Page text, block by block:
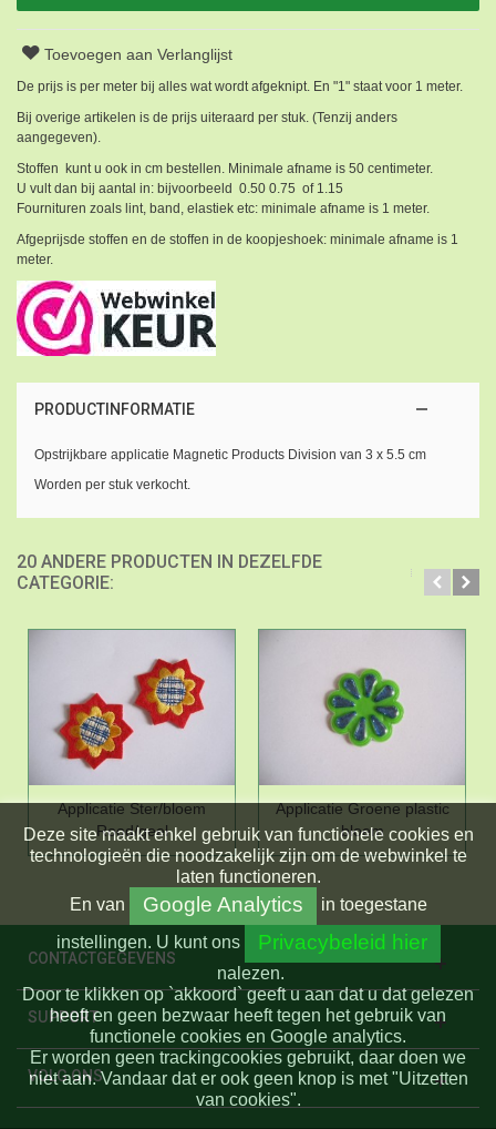
Toevoegen aan Verlanglijst
De prijs is per meter bij alles wat wordt afgeknipt. En "1" staat voor 1 meter.
Bij overige artikelen is de prijs uiteraard per stuk. (Tenzij anders
aangegeven).
Stoffen kunt u ook in cm bestellen. Minimale afname is 50 centimeter.
U vult dan bij aantal in: bijvoorbeeld 0.50 0.75 of 1.15
Fournituren zoals lint, band, elastiek etc: minimale afname is 1 meter.
Afgeprijsde stoffen en de stoffen in de koopjeshoek: minimale afname is 1
meter.
PRODUCTINFORMATIE
Opstrijkbare applicatie Magnetic Products Division van 3 x 5.5 cm
Worden per stuk verkocht.
20 ANDERE PRODUCTEN IN DEZELFDE
CATEGORIE:
Applicatie Ster/bloem
Rood/geel
Applicatie Groene plastic
bloem
CONTACTGEGEVENS
SUPPORT
VOLG ONS
Deze site maakt enkel gebruik van functionele cookies en
technologieën die noodzakelijk zijn om de webwinkel te
laten functioneren.
En van Google Analytics
in toegestane
instellingen. U kunt ons Privacybeleid hier
nalezen.
Door te klikken op `akkoord` geeft u aan dat u dat gelezen
heeft en geen bezwaar heeft tegen het gebruik van
functionele cookies en Google analytics.
Er worden geen trackingcookies gebruikt, daar doen we
niet aan. Vandaar dat er ook geen knop is met "Uitzetten
van cookies".